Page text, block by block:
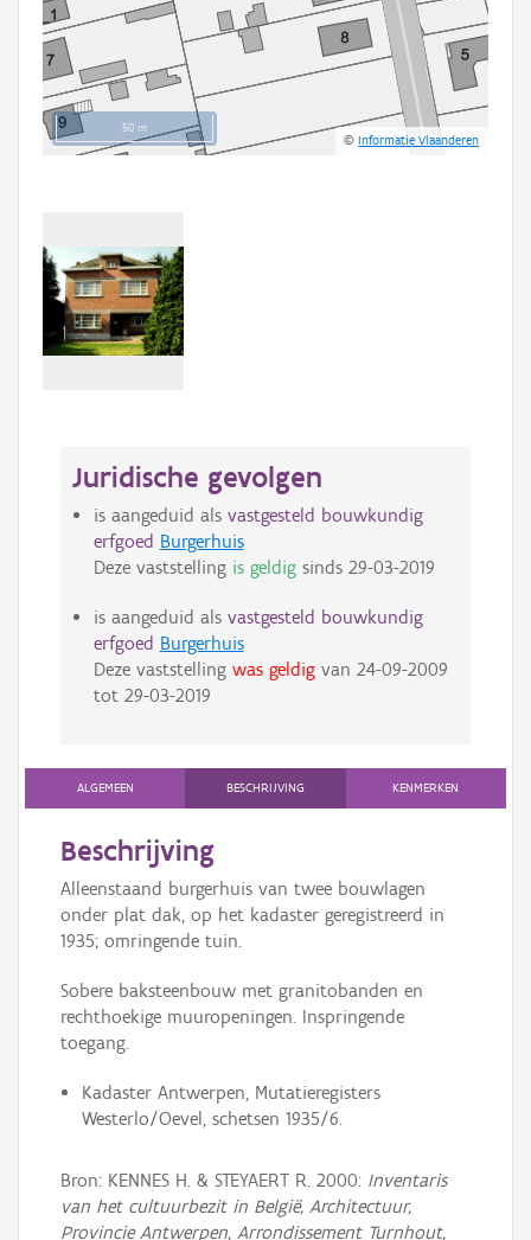
50 m
©Informatie Vlaanderen
Juridische gevolgen
is aangeduid als vastgesteld bouwkundig
erfgoed Burgerhuis
Deze vaststelling is geldigsinds 29-03-2019
is aangeduid als vastgesteld bouwkundig
erfgoed Burgerhuis
Deze vaststelling was geldigvan 24-09-2009
tot 29-03-2019
ALGEMEEN BESCHRIJVING KENMERKEN
Beschrijving
Alleenstaand burgerhuis van twee bouwlagen
onder plat dak, op het kadaster geregistreerd in
1935; omringende tuin.
Sobere baksteenbouw met granitobanden en
rechthoekige muuropeningen. Inspringende
toegang.
Kadaster Antwerpen, Mutatieregisters
Westerlo/Oevel, schetsen 1935/6.
Bron: KENNES H. & STEYAERT R. 2000: Inventaris
van het cultuurbezit in België, Architectuur,
Provincie Antwerpen, Arrondissement Turnhout,